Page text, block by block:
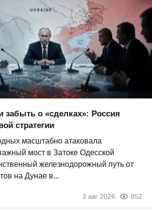
забыть о «сделках»: Россия
стратегии
масштабно атаковала
мост в Затоке Одесской
железнодорожный путь от
на Дунае в...
3 авг 2026 852